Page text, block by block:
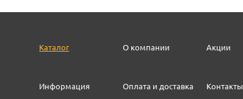
Каталог О компании Акции
Информация Оплата и доставка Контакты